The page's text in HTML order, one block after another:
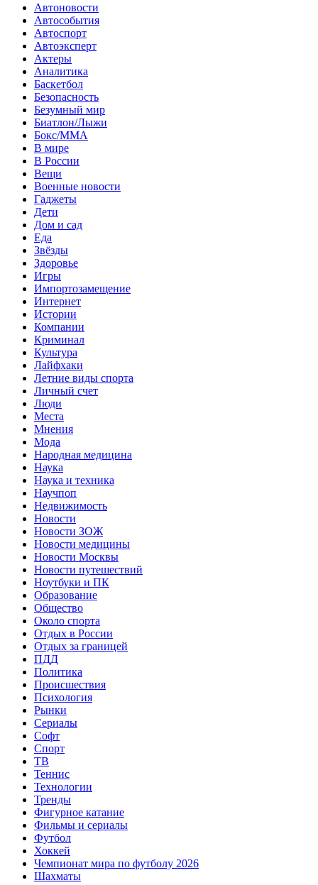
Автоновости
Автособытия
Автоспорт
Автоэксперт
Актеры
Аналитика
Баскетбол
Безопасность
Безумный мир
Биатлон/Лыжи
Бокс/MMA
В мире
В России
Вещи
Военные новости
Гаджеты
Дети
Дом и сад
Еда
Звёзды
Здоровье
Игры
Импортозамещение
Интернет
Истории
Компании
Криминал
Культура
Лайфхаки
Летние виды спорта
Личный счет
Люди
Места
Мнения
Мода
Народная медицина
Наука
Наука и техника
Научпоп
Недвижимость
Новости
Новости ЗОЖ
Новости медицины
Новости Москвы
Новости путешествий
Ноутбуки и ПК
Образование
Общество
Около спорта
Отдых в России
Отдых за границей
ПДД
Политика
Происшествия
Психология
Рынки
Сериалы
Софт
Спорт
ТВ
Теннис
Технологии
Тренды
Фигурное катание
Фильмы и сериалы
Футбол
Хоккей
Чемпионат мира по футболу 2026
Шахматы